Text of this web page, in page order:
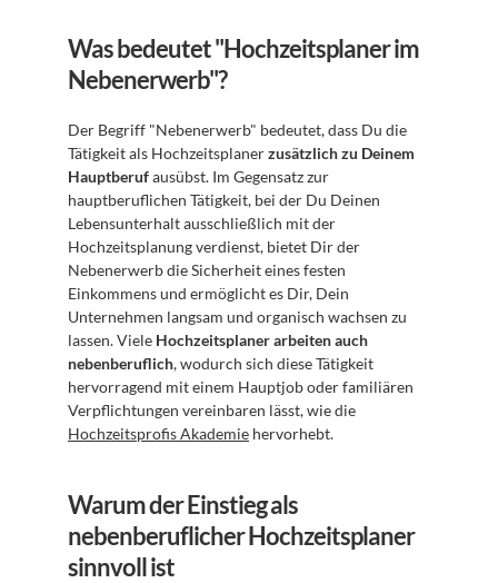
Was bedeutet "Hochzeitsplaner im
Nebenerwerb"?
Der Begriff "Nebenerwerb" bedeutet, dass Du die
Tätigkeit als Hochzeitsplaner zusätzlich zu Deinem
Hauptberuf ausübst. Im Gegensatz zur
hauptberuflichen Tätigkeit, bei der Du Deinen
Lebensunterhalt ausschließlich mit der
Hochzeitsplanung verdienst, bietet Dir der
Nebenerwerb die Sicherheit eines festen
Einkommens und ermöglicht es Dir, Dein
Unternehmen langsam und organisch wachsen zu
lassen. Viele Hochzeitsplaner arbeiten auch
nebenberuflich, wodurch sich diese Tätigkeit
hervorragend mit einem Hauptjob oder familiären
Hochzeitsprofis Akademie hervorhebt.
Warum der Einstieg als
nebenberuflicher Hochzeitsplaner
sinnvoll ist